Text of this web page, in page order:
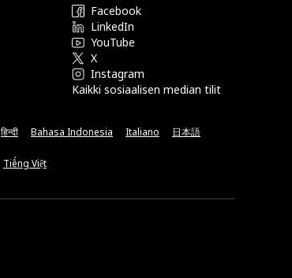
Facebook
LinkedIn
YouTube
X
Instagram
Kaikki sosiaalisen median tilit
हिन्दी Bahasa Indonesia Italiano 日本語
Tiếng Việt